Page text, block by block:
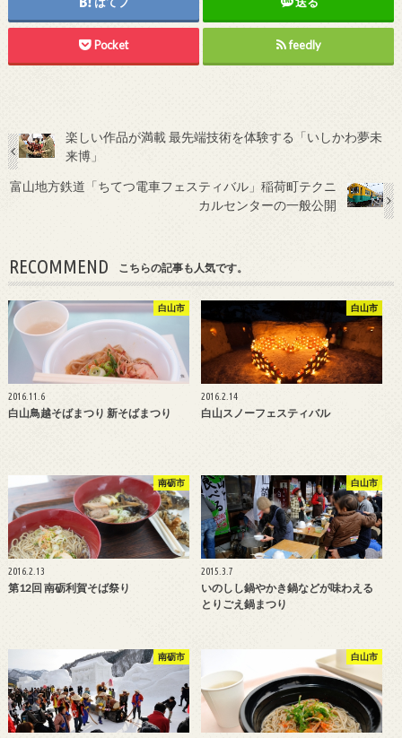
Pocket feedly
楽しい作品が満載 最先端技術を体験する「いしかわ夢未
来博」
富山地方鉄道「ちてつ電車フェスティバル」稲荷町テクニ
カルセンターの一般公開
RECOMMEND こちらの記事も人気です。
白山市
2016.11.6
白山鳥越そばまつり 新そばまつり
白山市
2016.2.14
白山スノーフェスティバル
南砺市
2016.2.13
第12回 南砺利賀そば祭り
白山市
2015.3.7
いのしし鍋やかき鍋などが味わえる
とりごえ鍋まつり
南砺市 白山市